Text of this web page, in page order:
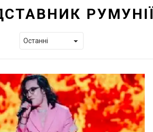
РУМУНІЇ